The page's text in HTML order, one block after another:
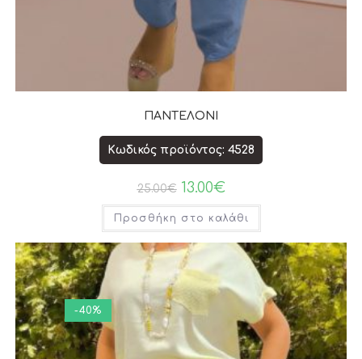
ΠΑΝΤΕΛΟΝΙ
Κωδικός προϊόντος: 4528
25.00€ 13.00€
Προσθήκη στο καλάθι
-40%